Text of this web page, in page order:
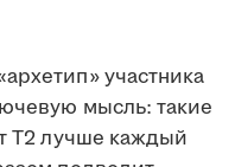
участника
мысль: такие
Т2 лучше каждый